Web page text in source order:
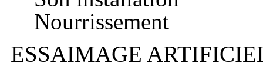
Nourrissement
ESSAIMAGE